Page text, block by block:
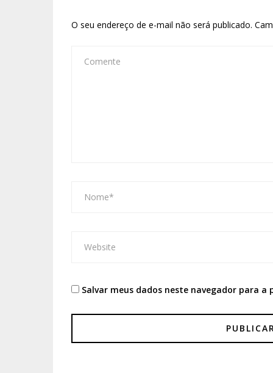
O seu endereço de e-mail não será publicado.
Salvar meus dados neste navegador para